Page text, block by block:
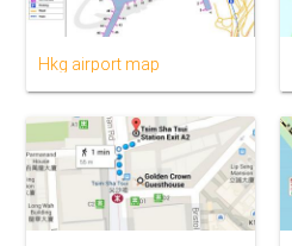
Hkg airport map